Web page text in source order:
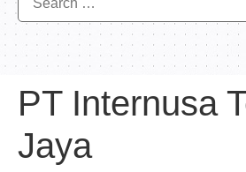
PT Internusa
Jaya